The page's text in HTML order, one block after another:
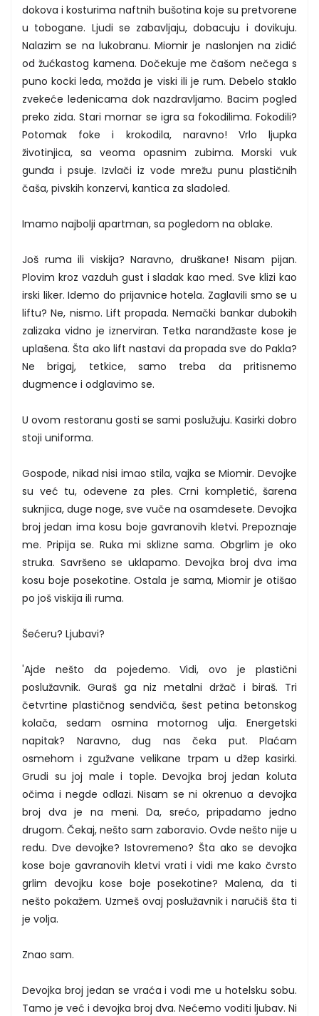
dokova i kosturima naftnih bušotina koje su pretvorene
u tobogane. Ljudi se zabavljaju, dobacuju i dovikuju.
Nalazim se na lukobranu. Miomir je naslonjen na zidić
od žućkastog kamena. Dočekuje me čašom nečega s
puno kocki leda, možda je viski ili je rum. Debelo staklo
zvekeće ledenicama dok nazdravljamo. Bacim pogled
preko zida. Stari mornar se igra sa fokodilima. Fokodili?
Potomak foke i krokodila, naravno! Vrlo ljupka
životinjica, sa veoma opasnim zubima. Morski vuk
gunđa i psuje. Izvlači iz vode mrežu punu plastičnih
čaša, pivskih konzervi, kantica za sladoled.
Imamo najbolji apartman, sa pogledom na oblake.
Još ruma ili viskija? Naravno, druškane! Nisam pijan.
Plovim kroz vazduh gust i sladak kao med. Sve klizi kao
irski liker. Idemo do prijavnice hotela. Zaglavili smo se u
liftu? Ne, nismo. Lift propada. Nemački bankar dubokih
zalizaka vidno je iznerviran. Tetka narandžaste kose je
uplašena. Šta ako lift nastavi da propada sve do Pakla?
Ne brigaj, tetkice, samo treba da pritisnemo
dugmence i odglavimo se.
U ovom restoranu gosti se sami poslužuju. Kasirki dobro
stoji uniforma.
Gospode, nikad nisi imao stila, vajka se Miomir. Devojke
su već tu, odevene za ples. Crni kompletić, šarena
suknjica, duge noge, sve vuče na osamdesete. Devojka
broj jedan ima kosu boje gavranovih kletvi. Prepoznaje
me. Pripija se. Ruka mi sklizne sama. Obgrlim je oko
struka. Savršeno se uklapamo. Devojka broj dva ima
kosu boje posekotine. Ostala je sama, Miomir je otišao
po još viskija ili ruma.
Šećeru? Ljubavi?
'Ajde nešto da pojedemo. Vidi, ovo je plastični
poslužavnik. Guraš ga niz metalni držač i biraš. Tri
četvrtine plastičnog sendviča, šest petina betonskog
kolača, sedam osmina motornog ulja. Energetski
napitak? Naravno, dug nas čeka put. Plaćam
osmehom i zgužvane velikane trpam u džep kasirki.
Grudi su joj male i tople. Devojka broj jedan koluta
očima i negde odlazi. Nisam se ni okrenuo a devojka
broj dva je na meni. Da, srećo, pripadamo jedno
drugom. Čekaj, nešto sam zaboravio. Ovde nešto nije u
redu. Dve devojke? Istovremeno? Šta ako se devojka
kose boje gavranovih kletvi vrati i vidi me kako čvrsto
grlim devojku kose boje posekotine? Malena, da ti
nešto pokažem. Uzmeš ovaj poslužavnik i naručiš šta ti
je volja.
Znao sam.
Devojka broj jedan se vraća i vodi me u hotelsku sobu.
Tamo je već i devojka broj dva. Nećemo voditi ljubav. Ni